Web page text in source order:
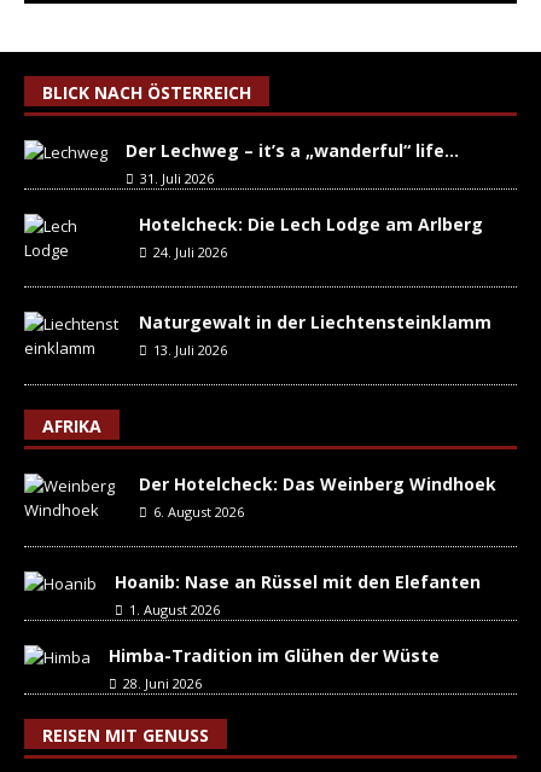
BLICK NACH ÖSTERREICH
Der Lechweg – it’s a „wanderful“ life…
31. Juli 2026
Hotelcheck: Die Lech Lodge am Arlberg
24. Juli 2026
Naturgewalt in der Liechtensteinklamm
13. Juli 2026
AFRIKA
Der Hotelcheck: Das Weinberg Windhoek
6. August 2026
Hoanib: Nase an Rüssel mit den Elefanten
1. August 2026
Himba-Tradition im Glühen der Wüste
28. Juni 2026
REISEN MIT GENUSS